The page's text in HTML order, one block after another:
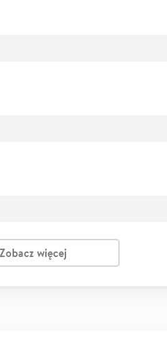
Zobacz więcej